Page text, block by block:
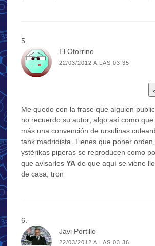
El Otorrino
22/03/2012 A LAS 03:35
Me quedo con la frase que alguien
no recuerdo su autor; algo así como
más una convención de ursulinas
tank madridista. Tienes que poner
ystèrikas piperas se reproducen como
que avisarles YA de que aquí se viene
de casa, tron
Javi Portillo
22/03/2012 A LAS 03:36